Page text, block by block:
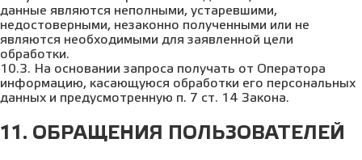
данные являются неполными, устаревшими,
недостоверными, незаконно полученными или не
являются необходимыми для заявленной цели
обработки.
10.3. На основании запроса получать от Оператора
информацию, касающуюся обработки его персональных
данных и предусмотренную п. 7 ст. 14 Закона.
11. ОБРАЩЕНИЯ ПОЛЬЗОВАТЕЛЕЙ